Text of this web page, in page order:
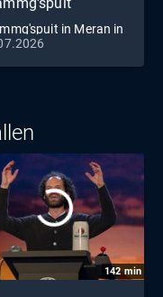
in Meran in
142 min